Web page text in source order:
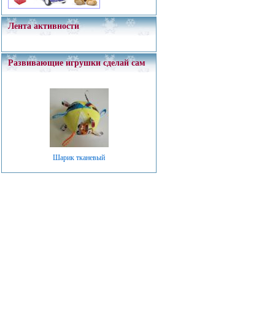
Лента активности
Развивающие игрушки сделай сам
Шарик тканевый